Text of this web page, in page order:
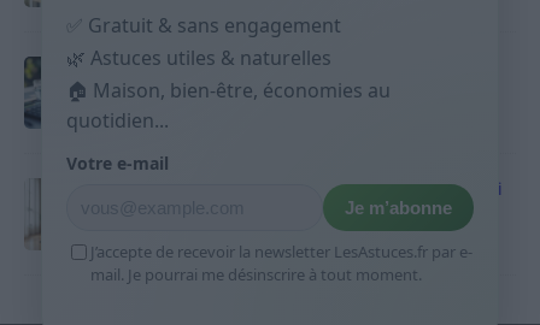
Budget mensuel : méthode rapide pour
répartir son salaire dès le jour de paie
9 avril 2026
Sport 10 minutes par jour est-ce utile et quoi
9 avril 2026
✅ Gratuit & sans engagement
🌿 Astuces utiles & naturelles
🏠 Maison, bien-être, économies au
quotidien...
Votre e-mail
Je m’abonne
J’accepte de recevoir la newsletter LesAstuces.fr par e-
mail. Je pourrai me désinscrire à tout moment.